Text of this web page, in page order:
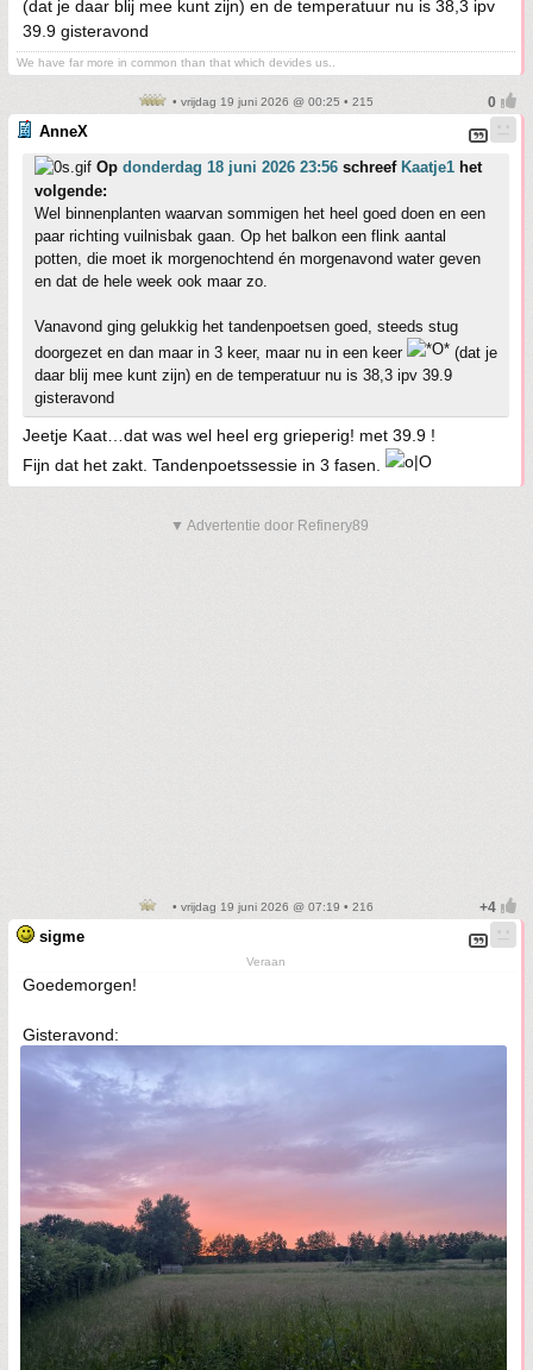
(dat je daar blij mee kunt zijn) en de temperatuur nu is 38,3 ipv
39.9 gisteravond
We have far more in common than that which devides us..
• vrijdag 19 juni 2026 @ 00:25 • 215
AnneX
Op donderdag 18 juni 2026 23:56 schreef Kaatje1 het
volgende:
Wel binnenplanten waarvan sommigen het heel goed doen en een
paar richting vuilnisbak gaan. Op het balkon een flink aantal
potten, die moet ik morgenochtend én morgenavond water geven
en dat de hele week ook maar zo.
Vanavond ging gelukkig het tandenpoetsen goed, steeds stug
doorgezet en dan maar in 3 keer, maar nu in een keer
(dat je
daar blij mee kunt zijn) en de temperatuur nu is 38,3 ipv 39.9
gisteravond
Jeetje Kaat…dat was wel heel erg grieperig! met 39.9 !
Fijn dat het zakt. Tandenpoetssessie in 3 fasen.
▼ Advertentie door Refinery89
• vrijdag 19 juni 2026 @ 07:19 • 216
sigme
Veraan
Goedemorgen!
Gisteravond: